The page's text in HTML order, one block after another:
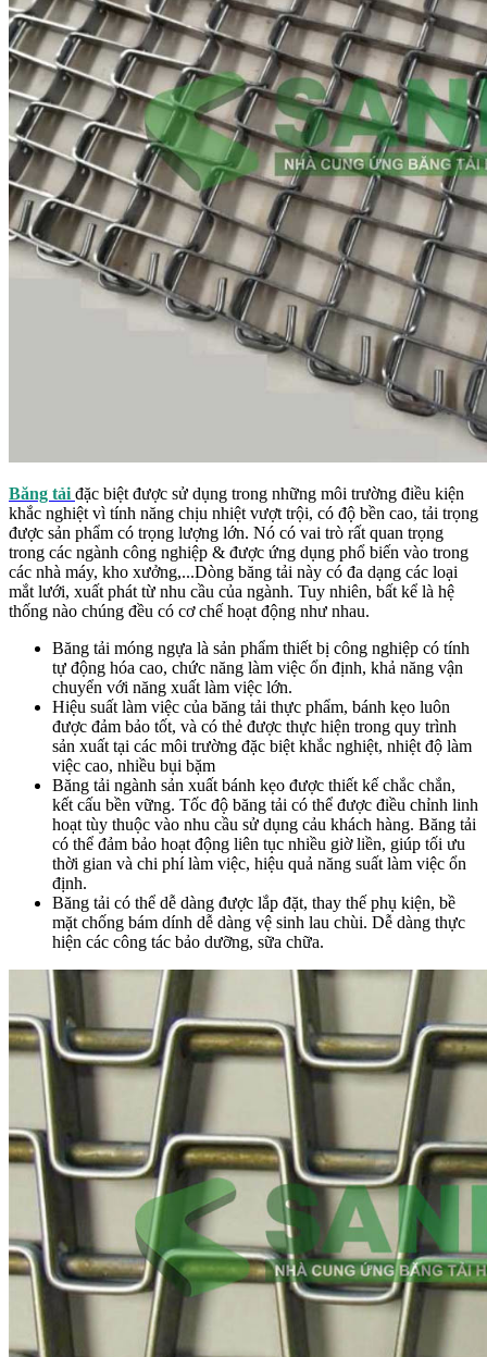
Băng tải đặc biệt được sử dụng trong những môi trường điều kiện
khắc nghiệt vì tính năng chịu nhiệt vượt trội, có độ bền cao, tải trọng
được sản phẩm có trọng lượng lớn. Nó có vai trò rất quan trọng
trong các ngành công nghiệp & được ứng dụng phổ biến vào trong
các nhà máy, kho xưởng,...Dòng băng tải này có đa dạng các loại
mắt lưới, xuất phát từ nhu cầu của ngành. Tuy nhiên, bất kể là hệ
thống nào chúng đều có cơ chế hoạt động như nhau.
Băng tải móng ngựa là sản phẩm thiết bị công nghiệp có tính
tự động hóa cao, chức năng làm việc ổn định, khả năng vận
chuyển với năng xuất làm việc lớn.
Hiệu suất làm việc của băng tải thực phẩm, bánh kẹo luôn
được đảm bảo tốt, và có thẻ được thực hiện trong quy trình
sản xuất tại các môi trường đặc biệt khắc nghiệt, nhiệt độ làm
việc cao, nhiều bụi bặm
Băng tải ngành sản xuất bánh kẹo được thiết kế chắc chắn,
kết cấu bền vững. Tốc độ băng tải có thể được điều chỉnh linh
hoạt tùy thuộc vào nhu cầu sử dụng cảu khách hàng. Băng tải
có thể đảm bảo hoạt động liên tục nhiều giờ liền, giúp tối ưu
thời gian và chi phí làm việc, hiệu quả năng suất làm việc ổn
định.
Băng tải có thể dễ dàng được lắp đặt, thay thế phụ kiện, bề
mặt chống bám dính dễ dàng vệ sinh lau chùi. Dễ dàng thực
hiện các công tác bảo dưỡng, sữa chữa.